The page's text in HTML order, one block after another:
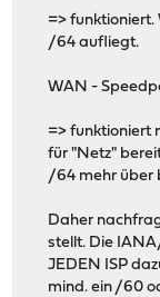
=> funktioniert.
/64 aufliegt.
WAN -
=> funktioniert
für "Netz"
/64 mehr über
Daher
stellt. Die
JEDEN ISP
mind. ein /60